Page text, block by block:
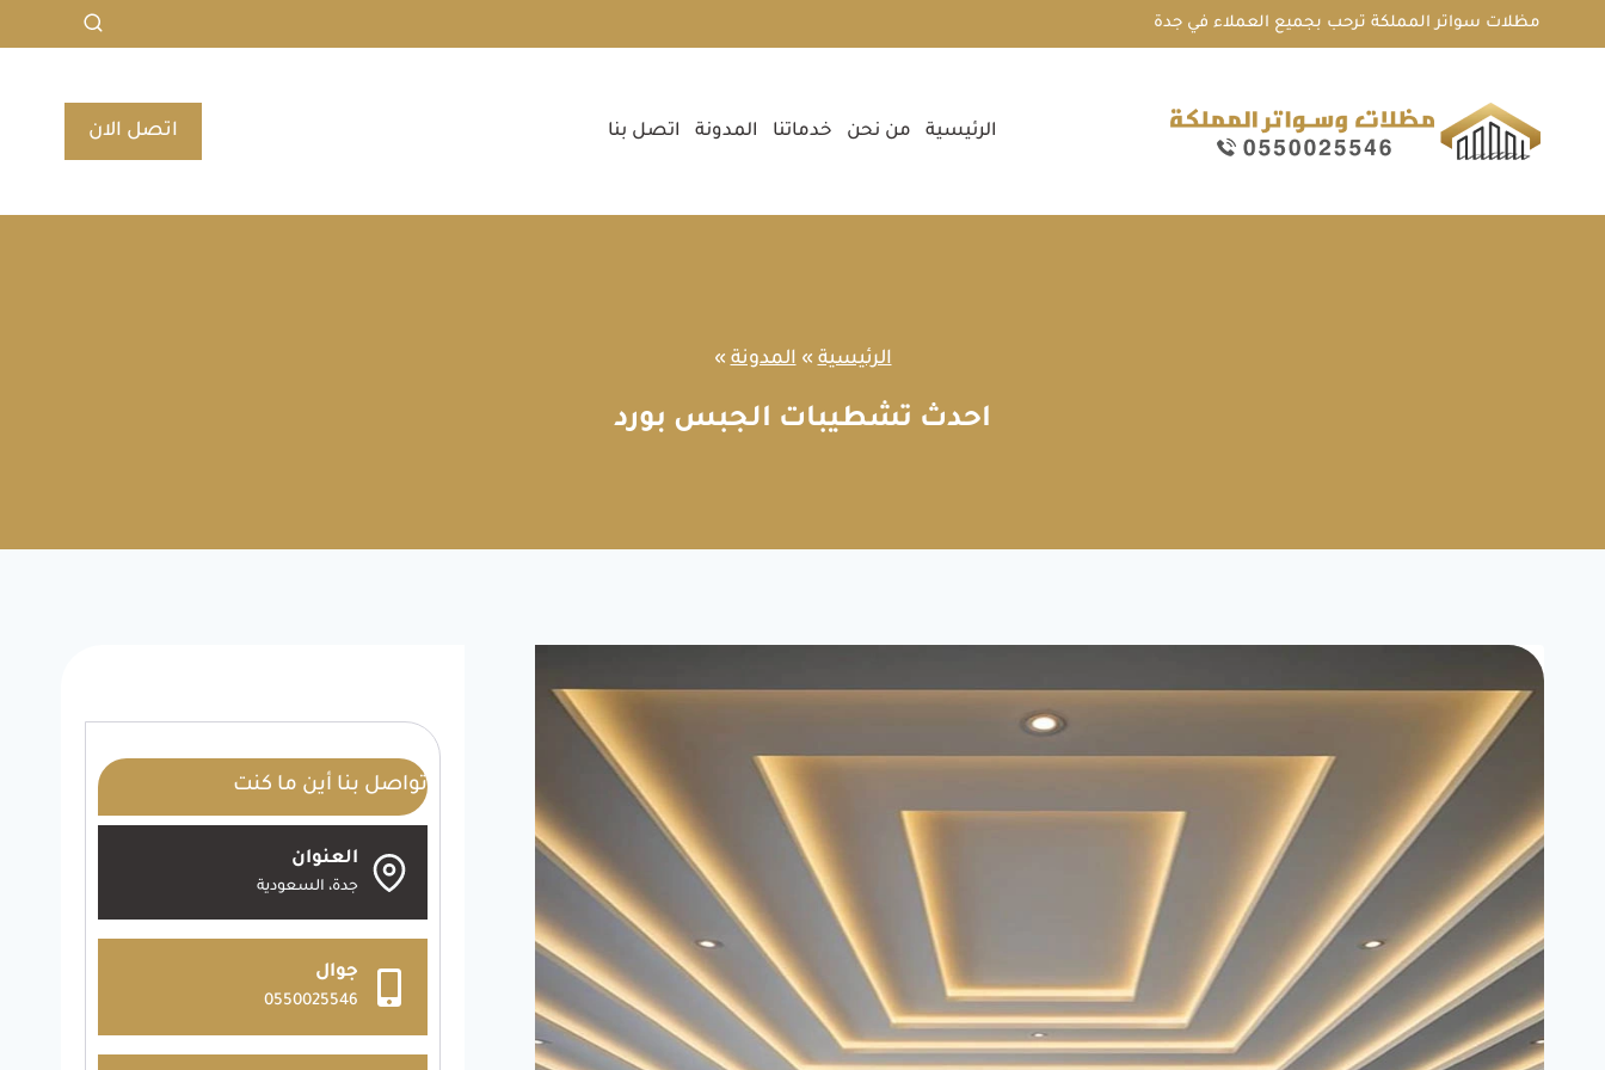
إلى
مظلات سواتر المملكة ترحب بجميع العملاء في جدة
الرئيسية من نحن خدماتنا المدونة اتصل بنا اتصل الان
الرئيسية » المدونة »
احدث تشطيبات الجبس بورد
تواصل بنا أين ما كنت
العنوان
جدة، السعودية
جوال
0550025546